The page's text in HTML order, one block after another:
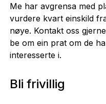
Arkiv for Ivar Aasen-
klippa (1990-2000),
museet (1938-2000),
Gjestrum)
Terje Aarset-arkivet
Me har avgrensa med
vurdere kvart einskild
nøye. Kontakt oss
be om ein prat om de
interesserte i.
Bli frivillig